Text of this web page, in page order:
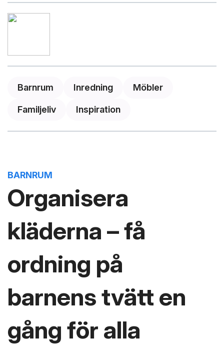
Barnrum Inredning Möbler
Familjeliv Inspiration
Organisera
kläderna – få
ordning på
barnens tvätt en
gång för alla
BARNRUM